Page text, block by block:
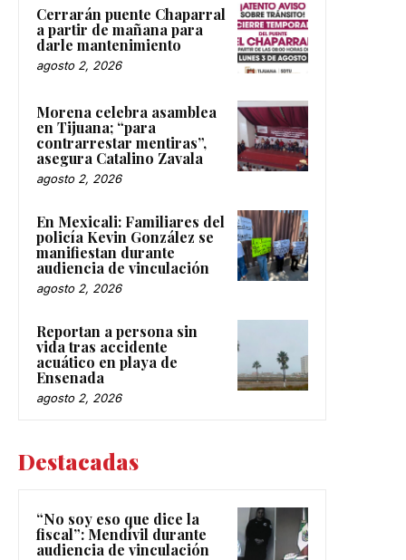
Cerrarán puente Chaparral
a partir de mañana para
darle mantenimiento
agosto 2, 2026
Morena celebra asamblea
en Tijuana; “para
contrarrestar mentiras”,
asegura Catalino Zavala
agosto 2, 2026
En Mexicali: Familiares del
policía Kevin González se
manifiestan durante
audiencia de vinculación
agosto 2, 2026
Reportan a persona sin
vida tras accidente
acuático en playa de
Ensenada
agosto 2, 2026
Destacadas
“No soy eso que dice la
fiscal”: Mendívil durante
audiencia de vinculación